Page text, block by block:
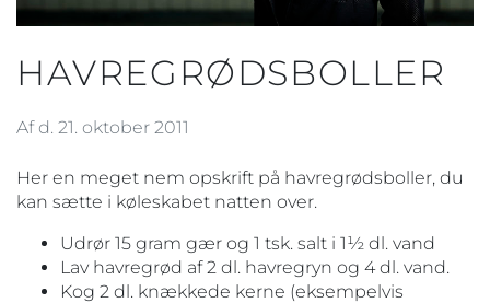
HAVREGRØDSBOLLER
Af d. 21. oktober 2011
Her en meget nem opskrift på havregrødsboller, du
kan sætte i køleskabet natten over.
Udrør 15 gram gær og 1 tsk. salt i 1½ dl. vand
Lav havregrød af 2 dl. havregryn og 4 dl. vand.
Kog 2 dl. knækkede kerne (eksempelvis